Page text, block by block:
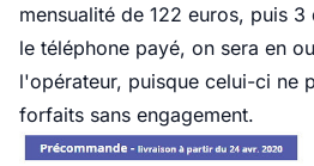
mensualité de 122 euros, puis 3
le téléphone payé, on sera en
l'opérateur, puisque celui-ci ne
forfaits sans engagement.